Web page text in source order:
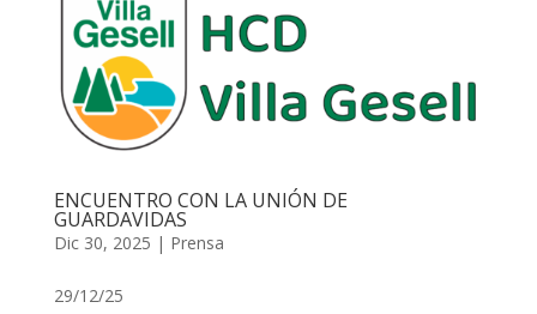
ENCUENTRO CON LA UNIÓN DE
GUARDAVIDAS
Dic 30, 2025 | Prensa
29/12/25